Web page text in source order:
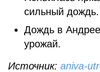
сильный дождь.
Дождь в
урожай.
Источник: aniva-